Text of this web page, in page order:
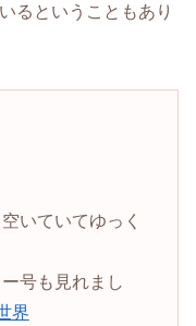
るということもあり
いていてゆっく
号も見れまし
界